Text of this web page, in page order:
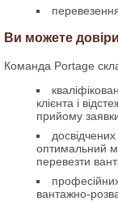
Ви можете
Команда Portage
клієнта і
прийому
оптимальний
перевезти
вантажно-